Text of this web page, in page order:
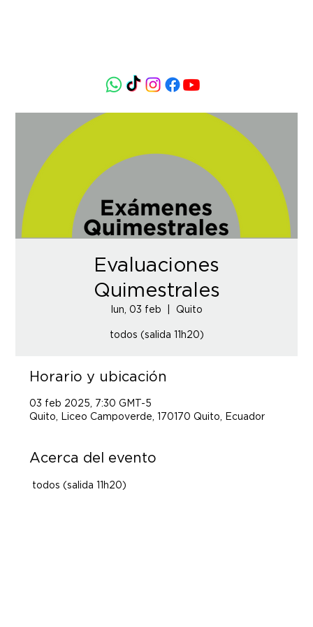
Evaluaciones
Quimestrales
lun, 03 feb Quito
todos (salida 11h20)
Horario y ubicación
03 feb 2025, 7:30 GMT-5
Quito, Liceo Campoverde, 170170 Quito, Ecuador
Acerca del evento
todos (salida 11h20)